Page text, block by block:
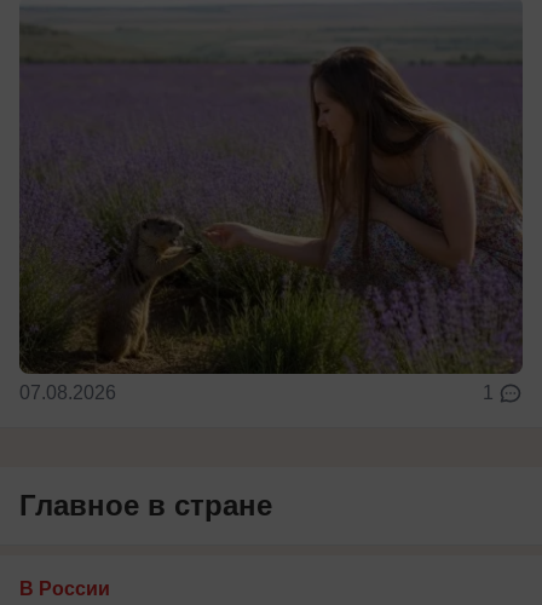
07.08.2026 1
Главное в стране
В России